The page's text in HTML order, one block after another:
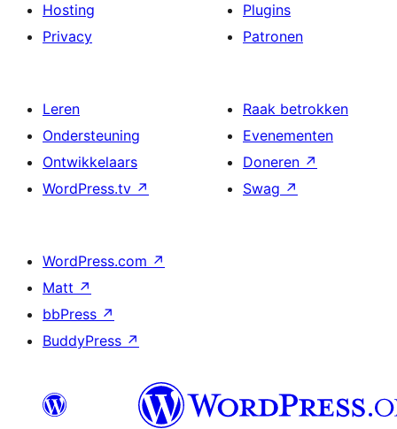
Hosting
Privacy
Plugins
Patronen
Leren
Ondersteuning
Ontwikkelaars
WordPress.tv ↗
Raak betrokken
Evenementen
Doneren ↗
Swag ↗
WordPress.com ↗
Matt ↗
bbPress ↗
BuddyPress ↗